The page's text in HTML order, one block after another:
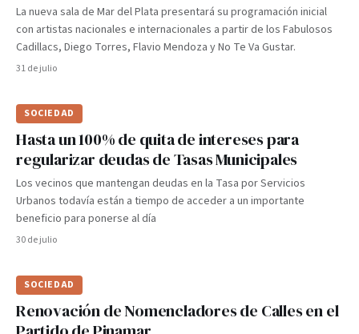
La nueva sala de Mar del Plata presentará su programación inicial
con artistas nacionales e internacionales a partir de los Fabulosos
Cadillacs, Diego Torres, Flavio Mendoza y No Te Va Gustar.
31 de julio
SOCIEDAD
Hasta un 100% de quita de intereses para
regularizar deudas de Tasas Municipales
Los vecinos que mantengan deudas en la Tasa por Servicios
Urbanos todavía están a tiempo de acceder a un importante
beneficio para ponerse al día
30 de julio
SOCIEDAD
Renovación de Nomencladores de Calles en el